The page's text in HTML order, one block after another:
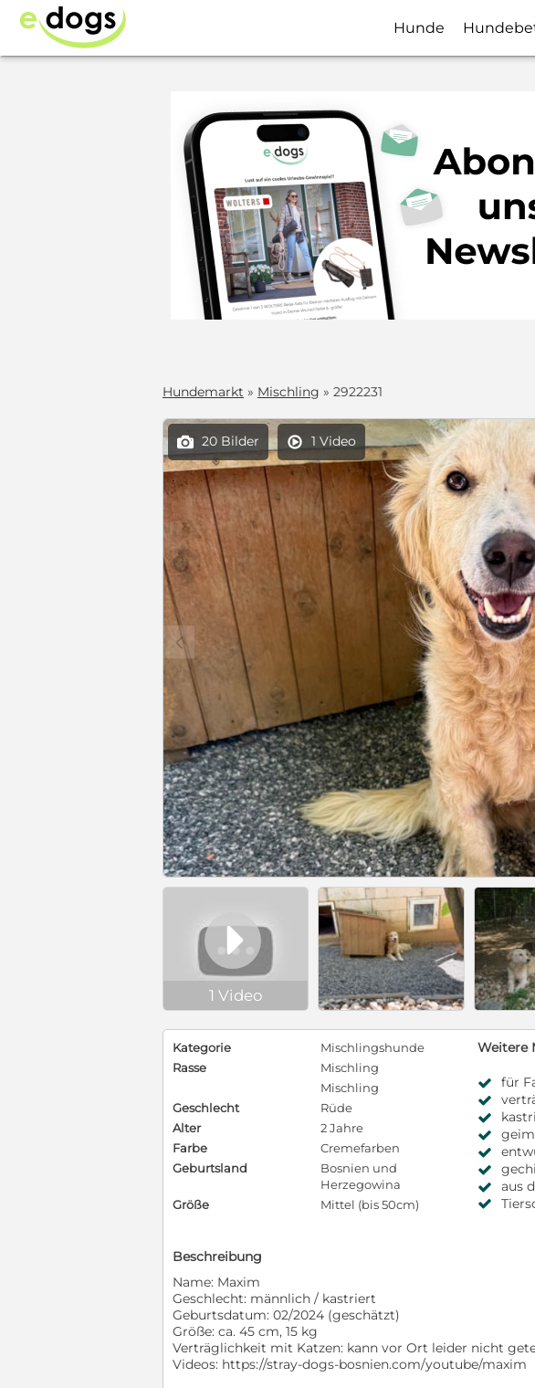
Hunde
Hundemarkt » Mischling » 2922231
 20 Bilder  1 Video
c

1 Video
Kategorie
Mischlingshunde
Rasse
Mischling
Mischling
Geschlecht
Rüde
Alter
2 Jahre
Farbe
Cremefarben
Geburtsland
Bosnien und
Herzegowina
Größe
Mittel (bis 50cm)
Weitere
für
aus
Beschreibung
Name: Maxim
Geschlecht: männlich / kastriert
Geburtsdatum: 02/2024 (geschätzt)
Größe: ca. 45 cm, 15 kg
Verträglichkeit mit Katzen: kann vor Ort leider nicht
Videos: https://stray-dogs-bosnien.com/youtube/maxim